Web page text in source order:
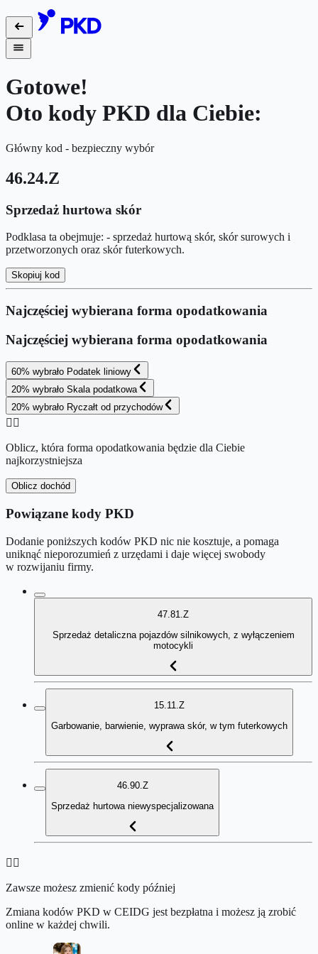
Gotowe!
Oto kody PKD dla Ciebie:
Główny kod - bezpieczny wybór
46.24.Z
Sprzedaż hurtowa skór
Podklasa ta obejmuje: - sprzedaż hurtową skór, skór surowych i
przetworzonych oraz skór futerkowych.
Skopiuj kod
Najczęściej wybierana forma opodatkowania
Najczęściej wybierana forma opodatkowania
60% wybrało Podatek liniowy
20% wybrało Skala podatkowa
20% wybrało Ryczałt od przychodów
👉🏻
Oblicz, która forma opodatkowania będzie dla Ciebie
najkorzystniejsza
Oblicz dochód
Powiązane kody PKD
Dodanie poniższych kodów PKD nic nie kosztuje, a pomaga
uniknąć nieporozumień z urzędami i daje więcej swobody
w rozwijaniu firmy.
47.81.Z
Sprzedaż detaliczna pojazdów silnikowych, z wyłączeniem
motocykli
15.11.Z
Garbowanie, barwienie, wyprawa skór, w tym futerkowych
46.90.Z
Sprzedaż hurtowa niewyspecjalizowana
👉🏻
Zawsze możesz zmienić kody później
Zmiana kodów PKD w CEIDG jest bezpłatna i możesz ją zrobić
online w każdej chwili.